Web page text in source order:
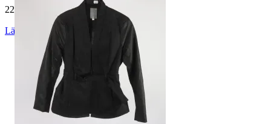
229 627 omdömen
Läs omdömen